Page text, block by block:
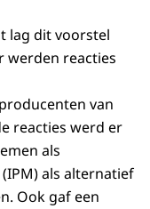
lag dit voorstel
werden reacties
van
reacties werd er
als
als alternatief
Ook gaf een